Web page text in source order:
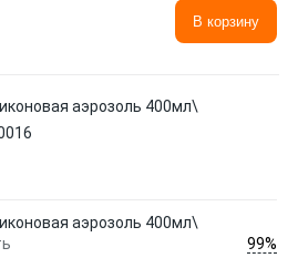
В корзину
аэрозоль 400мл\
аэрозоль 400мл\
99%